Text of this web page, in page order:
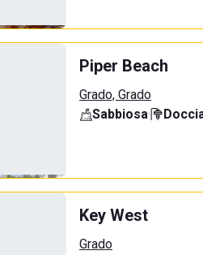
Piper Beach
Grado, Grado
Sabbiosa·
Key West
Grado